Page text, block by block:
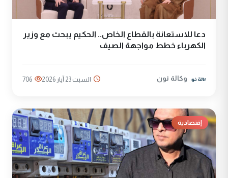
دعا للاستعانة بالقطاع الخاص.. الحكيم يبحث مع وزير
الكهرباء خطط مواجهة الصيف
وكالة نون السبت 23 آيار 2026 706
إقتصادية